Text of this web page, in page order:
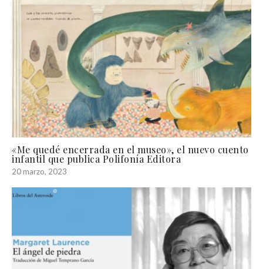
«Me quedé encerrada en el museo», el nuevo cuento
infantil que publica Polifonía Editora
20 marzo, 2023